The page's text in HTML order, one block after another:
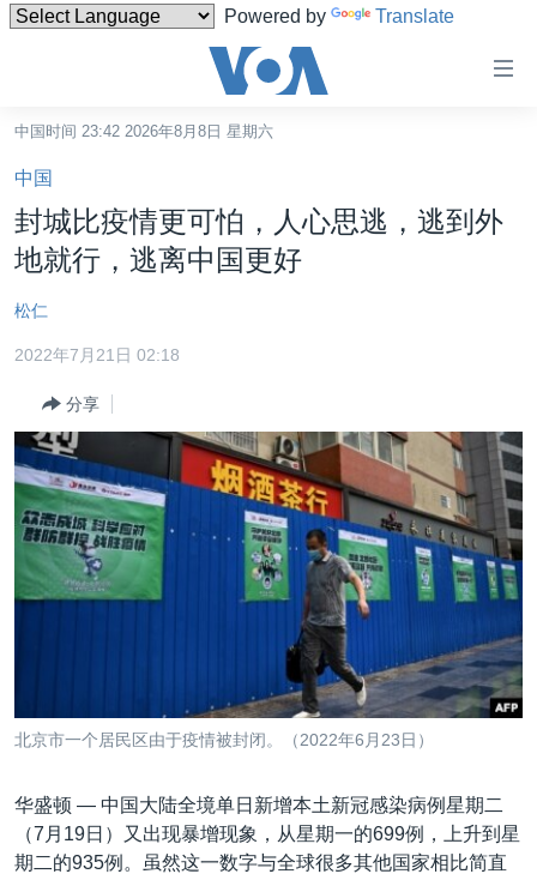
Powered by Translate
碍
链
接
跳
转
内
容
到
导
航
检
中国
最新国际新闻
印太
中东
欧洲
非洲
分类新闻
经济·金融·贸易
人权·法律·宗教
科教·文娱·体健
军事
美中关系
热点专题
白宫要闻
国会报道
埃博拉疫情
重要讲话与声明
台海两岸关系
VOA视频
VOA今日焦点
其他语言网站
中国时间 23:42 2026年8月8日 星期六
中国
封城比疫情更可怕，人心思逃，逃到外
地就行，逃离中国更好
松仁
2022年7月21日 02:18
分享
北京市一个居民区由于疫情被封闭。（2022年6月23日）
华盛顿 — 中国大陆全境单日新增本土新冠感染病例星期二
（7月19日）又出现暴增现象，从星期一的699例，上升到星
期二的935例。虽然这一数字与全球很多其他国家相比简直